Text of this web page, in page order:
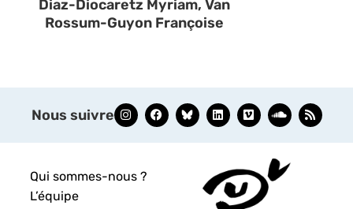
Diaz-Diocaretz Myriam, Van
Rossum-Guyon Françoise
Nous suivre
Qui sommes-nous ?
L’équipe